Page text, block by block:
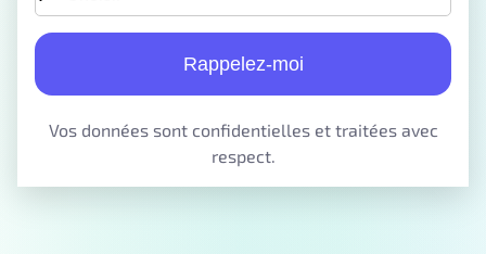
Rappelez-moi
Vos données sont confidentielles et traitées avec
respect.